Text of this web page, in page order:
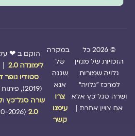
© 2026 כל
הזכויות של מגזין
גלויה שמורות
למרכז "גלויה"
ושרה סגל־כץ אלא
אם צויין אחרת |
במקרה
של
שגגה
אנא
צרו
עימנו
קשר
הוקם ב ❤ על
לימונדה 2.0
|
סטודיו נופר
שרה סגל־כץו
2.0
(2020-2026)